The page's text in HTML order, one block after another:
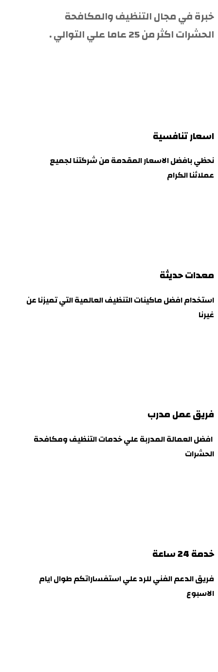
خبرة في مجال التنظيف والمكافحة
الحشرات اكثر من 25 عاما علي التوالي .
اسعار تنافسية
نحظي بافضل الاسعار المقدمة من شركتنا لجميع
عملائنا الكرام
معدات حديثة
استخدام افضل ماكينات التنظيف العالمية التي تميزنا عن
غيرنا
فريق عمل مدرب
افضل العمالة المدربة علي خدمات التنظيف ومكافحة
الحشرات
خدمة 24 ساعة
فريق الدعم الفني للرد علي استفساراتكم طوال ايام
الاسبوع